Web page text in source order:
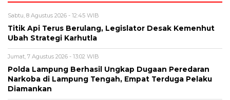
Sabtu, 8 Agustus 2026 - 12:45 WIB
Titik Api Terus Berulang, Legislator Desak Kemenhut
Ubah Strategi Karhutla
Jumat, 7 Agustus 2026 - 13:02 WIB
Polda Lampung Berhasil Ungkap Dugaan Peredaran
Narkoba di Lampung Tengah, Empat Terduga Pelaku
Diamankan